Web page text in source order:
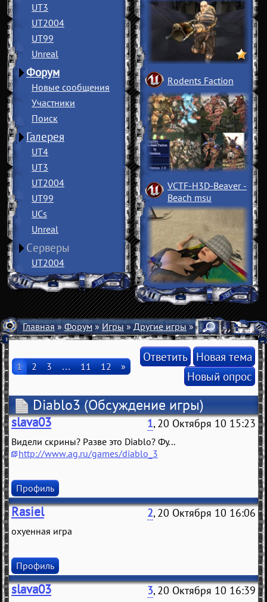
UT3
UT2004
UT99
Unreal
Форум
Новые сообщения
Участники
Поиск
Галерея
UT4
UT3
UT2004
UT99
UCs
Unreal
Серверы
UT2004
Rodents Faction
VCTF-H3D-Beaver ­
Beach msu
Главная»Форум»Игры»Другие игры» Diablo3
1 2 3 … 11 12 »
Ответить Новая тема
Новый опрос
Diablo3 (Обсуждение игры)
slava03 1, 20 Октября 10 15:23
Видели скрины? Разве это Diablo? Фу...
http://www.ag.ru/games/diablo_3
Профиль
Rasiel 2, 20 Октября 10 16:06
охуенная игра
Профиль
slava03 3, 20 Октября 10 16:39